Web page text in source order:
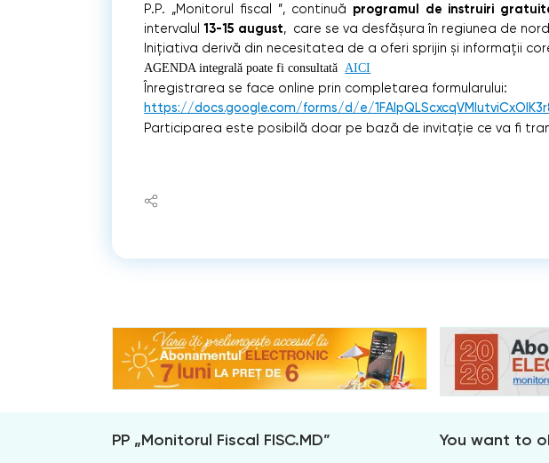
P.P. „Monitorul fiscal ”, continuă programul de instruiri
intervalul13-15 august, care se va desfășura în regiunea de
Inițiativa derivă din necesitatea de a oferi sprijin și informații
AGENDA integrală poate fi consultatăAICI
Înregistrarea se face online prin completarea formularului:
https://docs.google.com/forms/d/e/
Participarea este posibilă doar pe bază de invitație ce va fi
PP „Monitorul Fiscal FISC.MD” You want to